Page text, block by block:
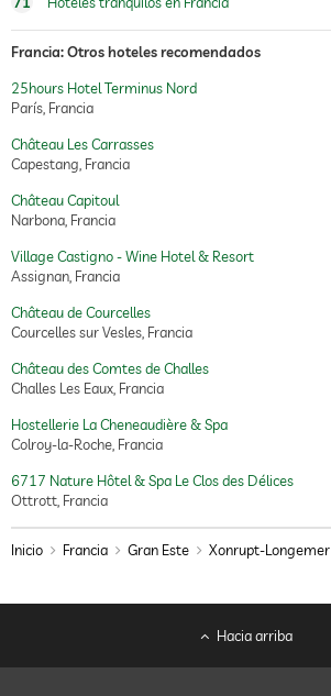
Francia: Otros hoteles recomendados
25hours Hotel Terminus Nord
París, Francia
Château Les Carrasses
Capestang, Francia
Château Capitoul
Narbona, Francia
Village Castigno - Wine Hotel & Resort
Assignan, Francia
Château de Courcelles
Courcelles sur Vesles, Francia
Château des Comtes de Challes
Challes Les Eaux, Francia
Hostellerie La Cheneaudière & Spa
Colroy-la-Roche, Francia
6717 Nature Hôtel & Spa Le Clos des Délices
Ottrott, Francia
Inicio Francia Gran Este Xonrupt-Longemer
Hacia arriba